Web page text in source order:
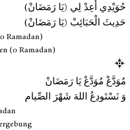
حُوَيْدِي أَعِدْ لِي (يَا رَمَضَانْ)
حَدِيثَ الْحَبَائِبْ (يَا رَمَضَانْ)
Ramadan)
(o Ramadan)
مُوَدَّعْ مُوَدَّعْ يَا رَمَضَانْ
وَ نَسْتَودِعُ اللهَ شَهْرَ الصِّيام